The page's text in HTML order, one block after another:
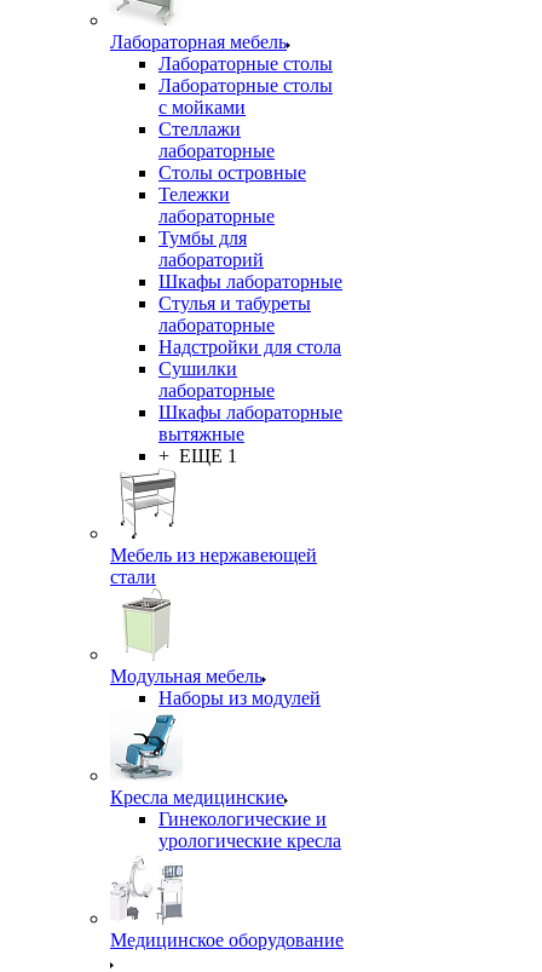
Лабораторная мебель
Лабораторные столы
Лабораторные столы
с мойками
Стеллажи
лабораторные
Столы островные
Тележки
лабораторные
Тумбы для
лабораторий
Шкафы лабораторные
Стулья и табуреты
лабораторные
Надстройки для стола
Сушилки
лабораторные
Шкафы лабораторные
вытяжные
+ ЕЩЕ 1
Мебель из нержавеющей
стали
Модульная мебель
Наборы из модулей
Кресла медицинские
Гинекологические и
урологические кресла
Медицинское оборудование